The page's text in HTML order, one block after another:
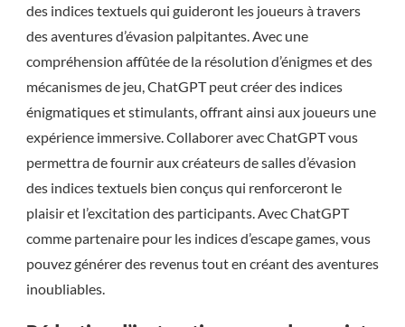
des indices textuels qui guideront les joueurs à travers
des aventures d’évasion palpitantes. Avec une
compréhension affûtée de la résolution d’énigmes et des
mécanismes de jeu, ChatGPT peut créer des indices
énigmatiques et stimulants, offrant ainsi aux joueurs une
expérience immersive. Collaborer avec ChatGPT vous
permettra de fournir aux créateurs de salles d’évasion
des indices textuels bien conçus qui renforceront le
plaisir et l’excitation des participants. Avec ChatGPT
comme partenaire pour les indices d’escape games, vous
pouvez générer des revenus tout en créant des aventures
inoubliables.